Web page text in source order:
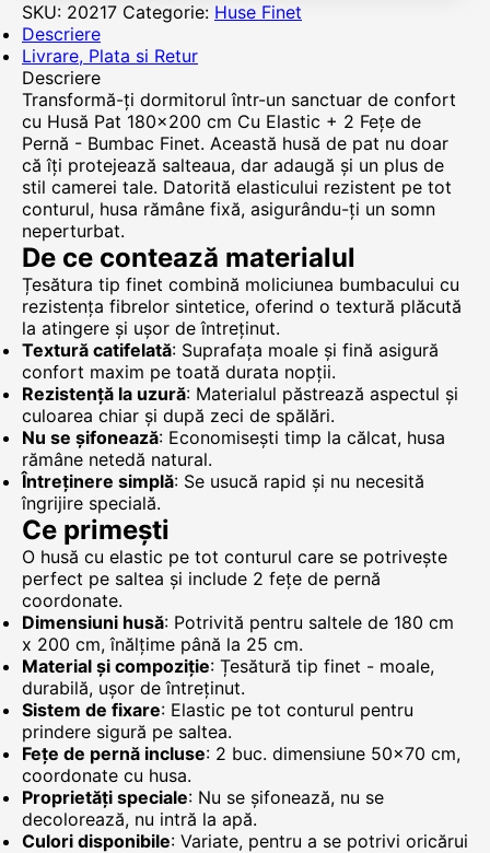
SKU: 20217 Categorie: Huse Finet
Descriere
Livrare, Plata si Retur
Descriere
Transformă-ți dormitorul într-un sanctuar de confort
cu Husă Pat 180x200 cm Cu Elastic + 2 Fețe de
Pernă - Bumbac Finet. Această husă de pat nu doar
că îți protejează salteaua, dar adaugă și un plus de
stil camerei tale. Datorită elasticului rezistent pe tot
conturul, husa rămâne fixă, asigurându-ți un somn
neperturbat.
De ce contează materialul
Țesătura tip finet combină moliciunea bumbacului cu
rezistența fibrelor sintetice, oferind o textură plăcută
la atingere și ușor de întreținut.
Textură catifelată: Suprafața moale și fină asigură
confort maxim pe toată durata nopții.
Rezistență la uzură: Materialul păstrează aspectul și
culoarea chiar și după zeci de spălări.
Nu se șifonează: Economisești timp la călcat, husa
rămâne netedă natural.
Întreținere simplă: Se usucă rapid și nu necesită
îngrijire specială.
Ce primești
O husă cu elastic pe tot conturul care se potrivește
perfect pe saltea și include 2 fețe de pernă
coordonate.
Dimensiuni husă: Potrivită pentru saltele de 180 cm
x 200 cm, înălțime până la 25 cm.
Material și compoziție: Țesătură tip finet - moale,
durabilă, ușor de întreținut.
Sistem de fixare: Elastic pe tot conturul pentru
prindere sigură pe saltea.
Fețe de pernă incluse: 2 buc. dimensiune 50x70 cm,
coordonate cu husa.
Proprietăți speciale: Nu se șifonează, nu se
decolorează, nu intră la apă.
Culori disponibile: Variate, pentru a se potrivi oricărui